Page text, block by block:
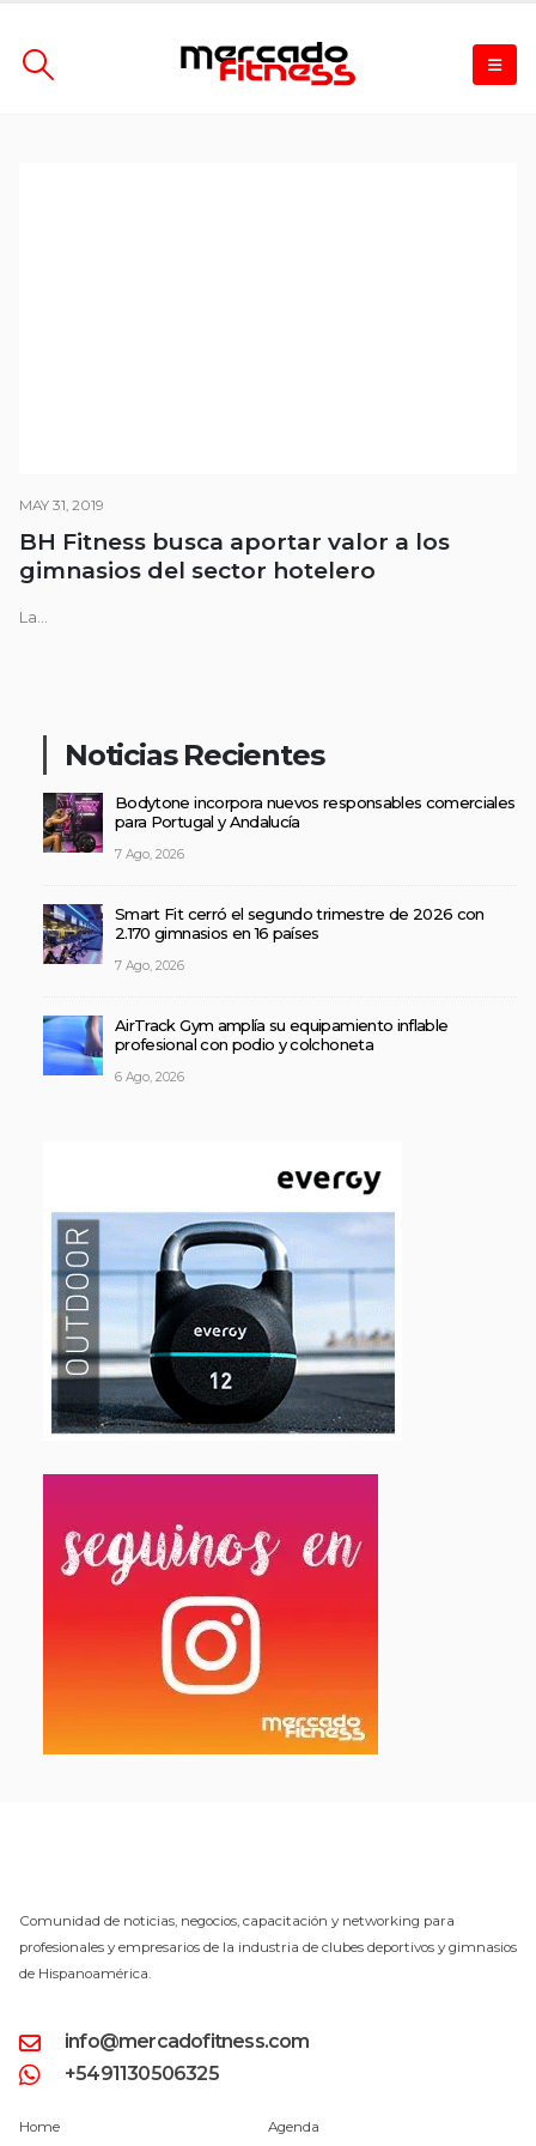
MAY 31, 2019
BH Fitness busca aportar valor a los
gimnasios del sector hotelero
La...
Noticias Recientes
Bodytone incorpora nuevos responsables comerciales
para Portugal y Andalucía
7 Ago, 2026
Smart Fit cerró el segundo trimestre de 2026 con
2.170 gimnasios en 16 países
7 Ago, 2026
AirTrack Gym amplía su equipamiento inflable
profesional con podio y colchoneta
6 Ago, 2026
Comunidad de noticias, negocios, capacitación y networking para
profesionales y empresarios de la industria de clubes deportivos y gimnasios
de Hispanoamérica.
info@mercadofitness.com
+5491130506325
Home Agenda